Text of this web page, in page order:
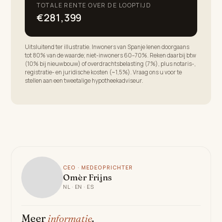
TOTALE RENTE OVER DE LOOPTIJD
€281,399
Uitsluitend ter illustratie. Inwoners van Spanje lenen doorgaans
tot 80% van de waarde; niet-inwoners 60–70%. Reken daarbij btw
(10% bij nieuwbouw) of overdrachtsbelasting (7%), plus notaris-,
registratie- en juridische kosten (~1,5%). Vraag ons u voor te
stellen aan een tweetalige hypotheekadviseur.
CEO · MEDEOPRICHTER
Omèr Frijns
NL · EN · ES
Meer informatie.